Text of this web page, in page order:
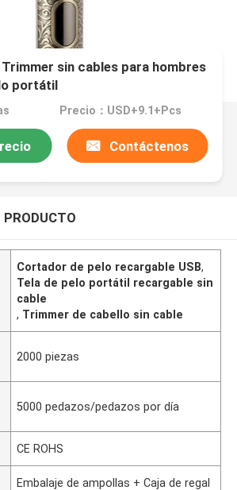
Trimmer sin cables para hombres
portátil
Precio：USD+9.1+Pcs
Contáctenos
PRODUCTO
Cortador de pelo recargable USB,
Tela de pelo portátil recargable sin
cable
, Trimmer de cabello sin cable
2000 piezas
5000 pedazos/pedazos por día
CE ROHS
Embalaje de ampollas + Caja de regal